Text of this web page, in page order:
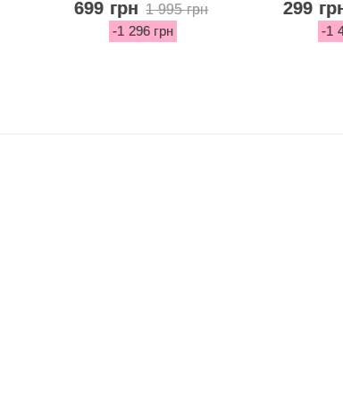
699 грн 1 995 грн
-1 296 грн
299
-1